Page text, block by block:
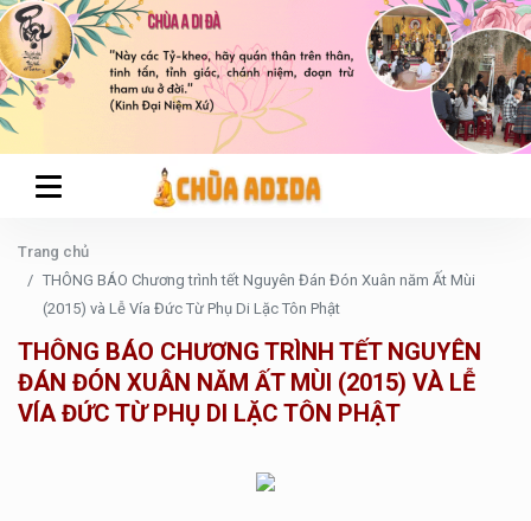
Trang chủ
THÔNG BÁO Chương trình tết Nguyên Đán Đón Xuân năm Ất Mùi
(2015) và Lễ Vía Đức Từ Phụ Di Lặc Tôn Phật
THÔNG BÁO CHƯƠNG TRÌNH TẾT NGUYÊN
ĐÁN ĐÓN XUÂN NĂM ẤT MÙI (2015) VÀ LỄ
VÍA ĐỨC TỪ PHỤ DI LẶC TÔN PHẬT